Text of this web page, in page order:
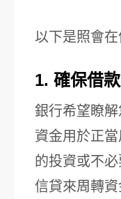
以下是照會在
1. 確保借
銀行希望瞭
資金用於正
的投資或不
信貸來周轉資